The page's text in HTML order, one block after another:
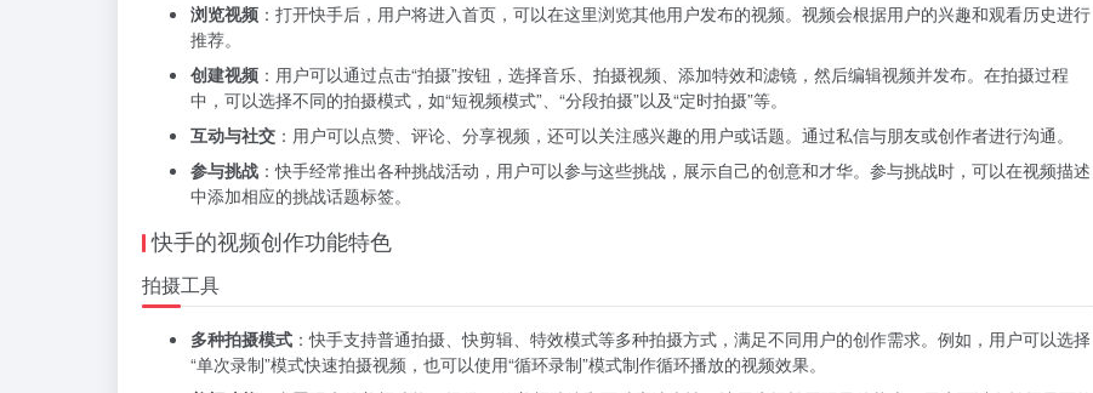
浏览视频 ：打开快手后，用户将进入首页，可以在这里浏览其他用户发布的视频。视频会根据用户的兴趣和观看历史进行
推荐。
创建视频 ：用户可以通过点击“拍摄”按钮，选择音乐、拍摄视频、添加特效和滤镜，然后编辑视频并发布。在拍摄过程
中，可以选择不同的拍摄模式，如“短视频模式”、“分段拍摄”以及“定时拍摄”等。
互动与社交 ：用户可以点赞、评论、分享视频，还可以关注感兴趣的用户或话题。通过私信与朋友或创作者进行沟通。
参与挑战 ：快手经常推出各种挑战活动，用户可以参与这些挑战，展示自己的创意和才华。参与挑战时，可以在视频描述
中添加相应的挑战话题标签。
快手的视频创作功能特色
拍摄工具
多种拍摄模式 ：快手支持普通拍摄、快剪辑、特效模式等多种拍摄方式，满足不同用户的创作需求。例如，用户可以选择
“单次录制”模式快速拍摄视频，也可以使用“循环录制”模式制作循环播放的视频效果。